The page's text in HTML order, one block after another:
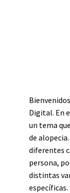
Digital. En
un tema
de
diferentes
persona,
distintas